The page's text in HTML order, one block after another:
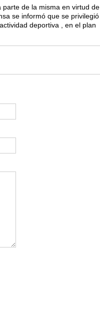
parte de la misma en virtud de
se informó que se privilegió
deportiva , en el plan